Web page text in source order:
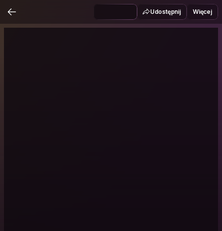
Udostępnij Więcej